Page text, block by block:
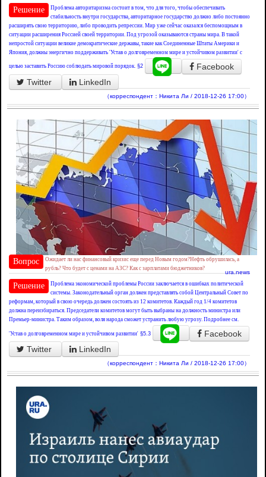
Решение
Проблема авторитаризма состоит в том, что для того, чтобы обеспечивать
стабильность внутри государства, авторитарное государство должно либо постоянно
расширять свою территорию, либо проводить репрессии. Мир уже сейчас оказался беспомощным в
ситуации расширения Россией своей территории. Под угрозой оказываются страны мира. В такой
непростой ситуации великие демократические державы, такие как Соединенные Штаты Америки и
Япония, должны энергично поддерживать 'Устав о долговременном мире и устойчивом развитии' с
целью заставить Россию соблюдать мировой порядок. §2
Facebook
Twitter
LinkedIn
（корреспондент：Никита Ли / 2018-12-26 17:00）
Вопрос
Ожидает ли нас финансовый кризис еще перед Новым годом?Нефть обрушилась, а
рубль? Что будет с ценами на АЗС? Как с зарплатами бюджетников?
ura.news
Решение
Проблема экономической проблемы России заключается в ошибках политической
системы. Законодательный орган должен представлять собой Центральный Совет по
реформам, который в свою очередь должен состоять из 12 комитетов. Каждый год 1/4 комитетов
должна переизбираться. Председатели комитетов могут быть выбраны на должность министра или
Премьер-министра. Таким образом, воля народа сможет устранить любую угрозу. Подробнее см.
'Устав о долговременном мире и устойчивом развитии' §5.3
Facebook
Twitter
LinkedIn
（корреспондент：Никита Ли / 2018-12-26 17:00）